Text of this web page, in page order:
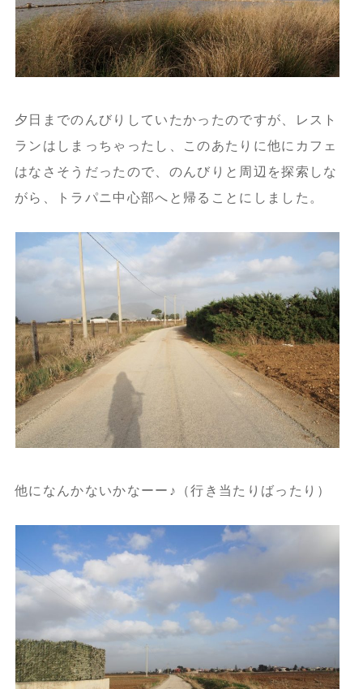
夕日までのんびりしていたかったのですが、レスト
ランはしまっちゃったし、このあたりに他にカフェ
はなさそうだったので、のんびりと周辺を探索しな
がら、トラパニ中心部へと帰ることにしました。
他になんかないかなーー♪（行き当たりばったり）